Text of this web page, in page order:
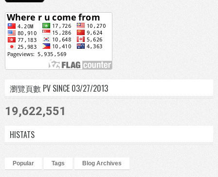
瀏覽頁數 PV SINCE 03/27/2013
19,622,551
HISTATS
Popular Tags Blog Archives